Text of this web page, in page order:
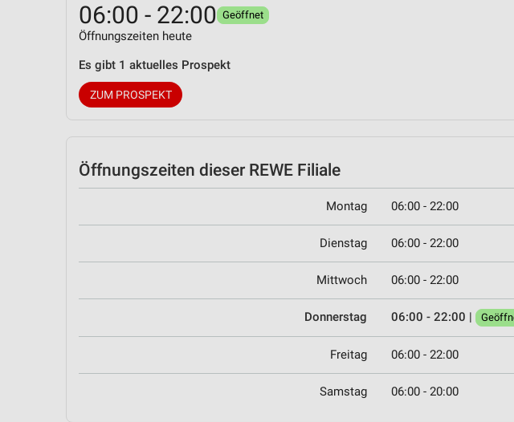
06:00 - 22:00 Geöffnet
Öffnungszeiten heute
Es gibt 1 aktuelles Prospekt
ZUM PROSPEKT
Öffnungszeiten dieser REWE Filiale
Montag 06:00 - 22:00
Dienstag 06:00 - 22:00
Mittwoch 06:00 - 22:00
Donnerstag 06:00 - 22:00 |
Freitag 06:00 - 22:00
Samstag 06:00 - 20:00